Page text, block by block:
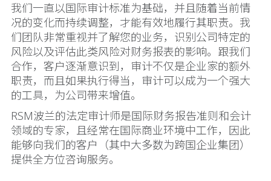
我们一直以国际审计标准为基础，并且随着当前情
况的变化而持续调整，才能有效地履行其职责。我
们团队非常重视并了解您的业务，识别公司特定的
风险以及评估此类风险对财务报表的影响。跟我们
合作，客户逐渐意识到，审计不仅是企业家的额外
职责，而且如果执行得当，审计可以成为一个强大
的工具，为公司带来增值。
RSM波兰的法定审计师是国际财务报告准则和会计
领域的专家，且经常在国际商业环境中工作，因此
能够向我们的客户（其中大多数为跨国企业集团）
提供全方位咨询服务。